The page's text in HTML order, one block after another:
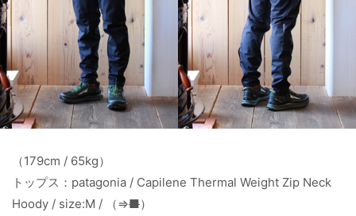
（179cm / 65kg）
トップス：patagonia / Capilene Thermal Weight Zip Neck
Hoody / size:M / （⇒■）